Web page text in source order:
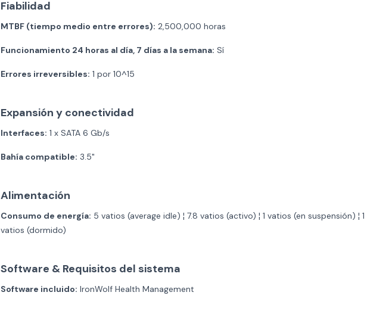
Fiabilidad
MTBF (tiempo medio entre errores): 2,500,000 horas
Funcionamiento 24 horas al día, 7 días a la semana: Sí
Errores irreversibles: 1 por 10^15
Expansión y conectividad
Interfaces: 1 x SATA 6 Gb/s
Bahía compatible: 3.5"
Alimentación
Consumo de energía: 5 vatios (average idle) ¦ 7.8 vatios (activo) ¦ 1 vatios (en suspensión) ¦ 1
vatios (dormido)
Software & Requisitos del sistema
Software incluido: IronWolf Health Management